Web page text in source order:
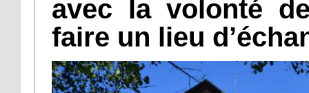
avec la volonté
faire un lieu